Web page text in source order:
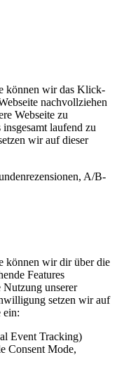
können wir das Klick-
nachvollziehen
Webseite zu
laufend zu
wir auf dieser
A/B-
können wir dir über die
Features
unserer
setzen wir auf
ein:
Event Tracking)
Consent Mode,